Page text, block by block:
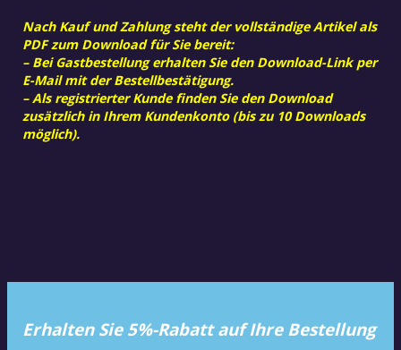
Nach Kauf und Zahlung steht der vollständige Artikel als
PDF zum Download für Sie bereit:
– Bei Gastbestellung erhalten Sie den Download-Link per
E-Mail mit der Bestellbestätigung.
– Als registrierter Kunde finden Sie den Download
zusätzlich in Ihrem Kundenkonto (bis zu 10 Downloads
möglich).
Erhalten Sie 5%-Rabatt auf Ihre Bestellung